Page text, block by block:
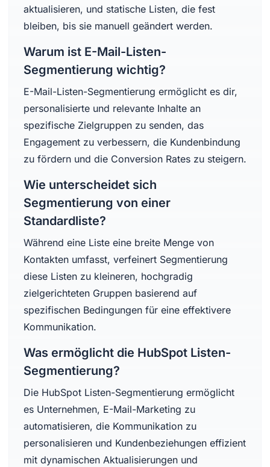
aktualisieren, und statische Listen, die fest
bleiben, bis sie manuell geändert werden.
Warum ist E-Mail-Listen-
Segmentierung wichtig?
E-Mail-Listen-Segmentierung ermöglicht es dir,
personalisierte und relevante Inhalte an
spezifische Zielgruppen zu senden, das
Engagement zu verbessern, die Kundenbindung
zu fördern und die Conversion Rates zu steigern.
Wie unterscheidet sich
Segmentierung von einer
Standardliste?
Während eine Liste eine breite Menge von
Kontakten umfasst, verfeinert Segmentierung
diese Listen zu kleineren, hochgradig
zielgerichteten Gruppen basierend auf
spezifischen Bedingungen für eine effektivere
Kommunikation.
Was ermöglicht die HubSpot Listen-
Segmentierung?
Die HubSpot Listen-Segmentierung ermöglicht
es Unternehmen, E-Mail-Marketing zu
automatisieren, die Kommunikation zu
personalisieren und Kundenbeziehungen effizient
mit dynamischen Aktualisierungen und